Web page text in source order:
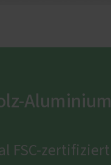
Aluminium
FSC-zertifiziert